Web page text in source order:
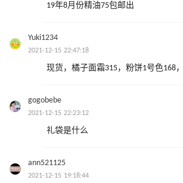
19年8月份精油75包邮出
Yuki1234
2021-12-15 22:47:18
现货，橘子面霜315，粉饼1号色168
gogobebe
2021-12-15 22:23:12
礼袋是什么
ann521125
2021-12-15 19:18:44